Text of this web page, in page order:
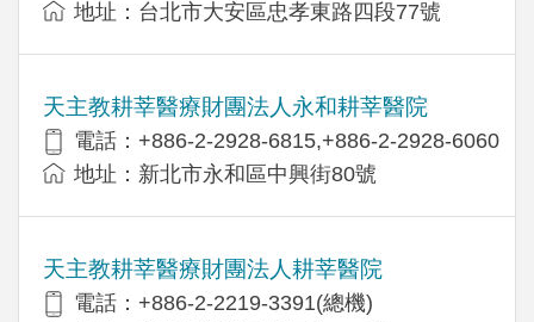
地址：台北市大安區忠孝東路四段77號
天主教耕莘醫療財團法人永和耕莘醫院
電話：+886-2-2928-6815,+886-2-2928-6060
地址：新北市永和區中興街80號
天主教耕莘醫療財團法人耕莘醫院
電話：+886-2-2219-3391(總機)